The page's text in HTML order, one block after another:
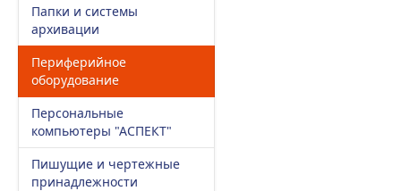
Папки и системы
архивации
Периферийное
оборудование
Персональные
компьютеры "АСПЕКТ"
Пишущие и чертежные
принадлежности